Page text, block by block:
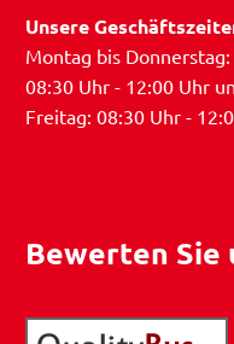
Unsere
Montag bis Donnerstag:
08:30 Uhr - 12:00 Uhr
Freitag: 08:30 Uhr -
Bewerten Sie